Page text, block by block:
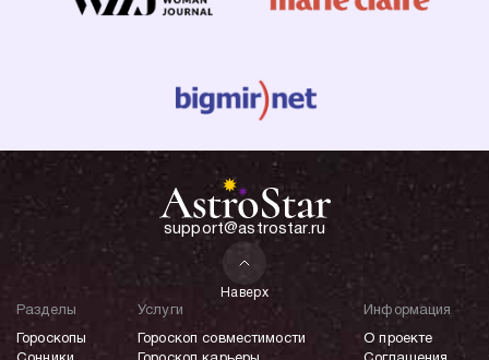
support@astrostar.ru
Наверх
Разделы
Гороскопы
Услуги
Гороскоп совместимости
Информация
О проекте